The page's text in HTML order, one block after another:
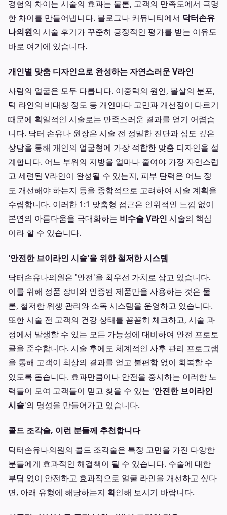
경험의 차이는 시술의 효과는 물론, 고객의 만족도에서 극명
한 차이를 만들어냅니다. 블로그나 커뮤니티에서 닥터손유
나의원의 시술 후기가 꾸준히 긍정적인 평가를 받는 이유도
바로 여기에 있습니다.
개인별 맞춤 디자인으로 완성하는 자연스러운 V라인
사람의 얼굴은 모두 다릅니다. 이중턱의 원인, 볼살의 분포,
턱 라인의 비대칭 정도 등 개인마다 고민과 개선점이 다르기
때문에 획일적인 시술로는 만족스러운 결과를 얻기 어렵습
니다. 닥터 손유나 원장은 시술 전 정밀한 진단과 심도 깊은
상담을 통해 개인의 얼굴형에 가장 적합한 맞춤 디자인을 설
계합니다. 어느 부위의 지방을 얼마나 줄여야 가장 자연스럽
고 세련된 V라인이 완성될 수 있는지, 피부 탄력은 어느 정
도 개선해야 하는지 등을 종합적으로 고려하여 시술 계획을
수립합니다. 이러한 1:1 맞춤형 접근은 인위적인 느낌 없이
본연의 아름다움을 극대화하는 비수술 V라인 시술의 핵심
이라 할 수 있습니다.
'안전한 브이라인 시술'을 위한 철저한 시스템
닥터손유나의원은 '안전'을 최우선 가치로 삼고 있습니다.
이를 위해 정품 장비와 인증된 제품만을 사용하는 것은 물
론, 철저한 위생 관리와 소독 시스템을 운영하고 있습니다.
또한 시술 전 고객의 건강 상태를 꼼꼼히 체크하고, 시술 과
정에서 발생할 수 있는 모든 가능성에 대비하여 안전 프로토
콜을 준수합니다. 시술 후에도 체계적인 사후 관리 프로그램
을 통해 고객이 최상의 결과를 얻고 불편함 없이 회복할 수
있도록 돕습니다. 효과만큼이나 안전을 중시하는 이러한 노
력들이 모여 고객들이 믿고 찾을 수 있는 '안전한 브이라인
시술'의 명성을 만들어가고 있습니다.
콜드 조각술, 이런 분들께 추천합니다
닥터손유나의원의 콜드 조각술은 특정 고민을 가진 다양한
분들에게 효과적인 해결책이 될 수 있습니다. 수술에 대한
부담 없이 안전하고 효과적으로 얼굴 라인을 개선하고 싶다
면, 아래 유형에 해당하는지 확인해 보시기 바랍니다.